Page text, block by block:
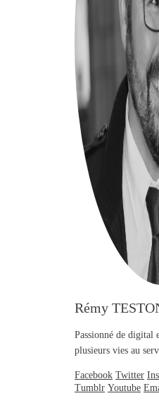
Rémy
Passionné de digital
plusieurs vies au
Facebook Twitter
Tumblr Youtube